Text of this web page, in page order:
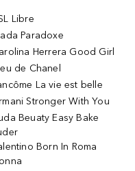
Libre
Paradoxe
Herrera Good Girl
de Chanel
La vie est belle
Stronger With You
Beuaty Easy Bake
Born In Roma